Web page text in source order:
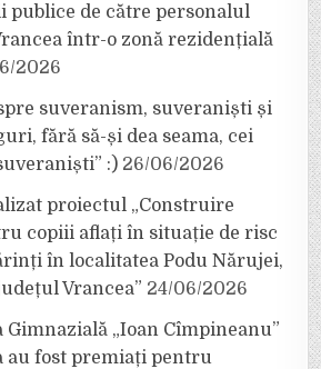
de către personalul
într-o zonă rezidențială
2026
suveranism, suveraniști și
fără să-și dea seama, cei
:) 26/06/2026
proiectul „Construire
copiii aflați în situație de risc
în localitatea Podu Nărujei,
Vrancea” 24/06/2026
Gimnazială „Ioan Cîmpineanu”
au fost premiați pentru